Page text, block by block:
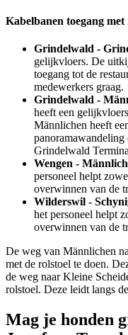
Kabelbanen toegang met
Grindelwald -
gelijkvloers. De
toegang tot de
medewerkers graag.
Grindelwald -
heeft een
Männlichen heeft
panoramawandeling
Grindelwald
Wengen -
personeel helpt
overwinnen van de
Wilderswil -
het personeel helpt
overwinnen van de
De weg van Männlichen
met de rolstoel te doen.
de weg naar Kleine
rolstoel. Deze leidt langs
Mag je honden